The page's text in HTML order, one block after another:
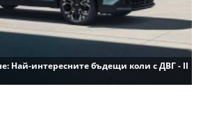
Най-интересните бъдещи коли с ДВГ - II